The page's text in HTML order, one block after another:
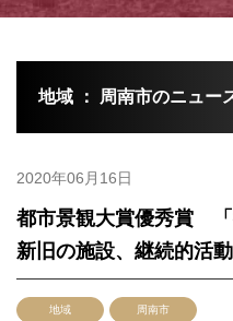
地域 ： 周南市のニュー
2020年06月16日
都市景観大賞優秀賞
新旧の施設、継続的活
地域 周南市